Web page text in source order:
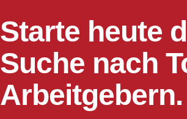
Starte heute
Suche nach
Arbeitgebern.